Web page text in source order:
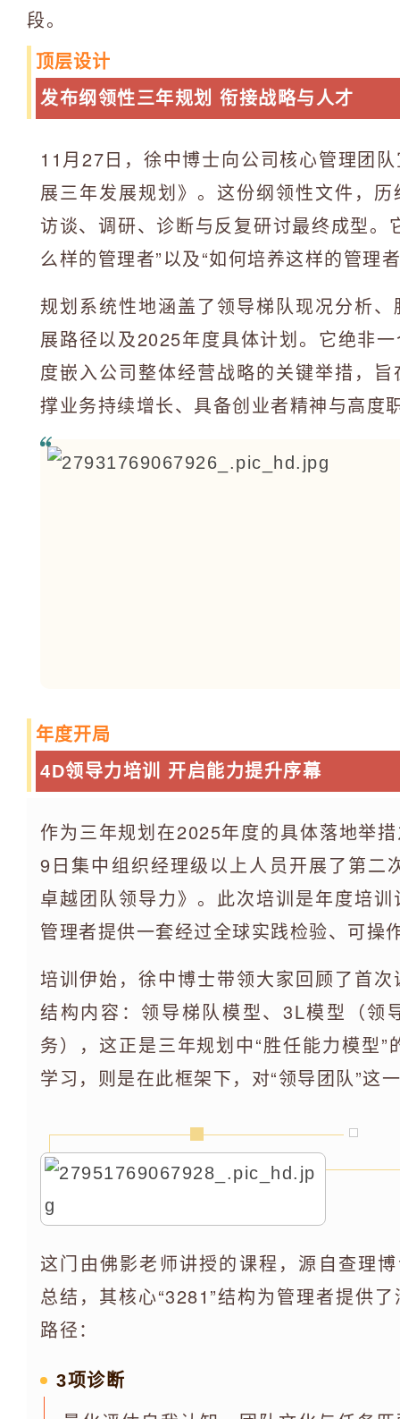
段。
顶层设计
发布纲领性三年规划 衔接战略与
11月27日，徐中博士向公司核心管理团
展三年发展规划》。这份纲领性文件，
访谈、调研、诊断与反复研讨最终成型。
么样的管理者”以及“如何培养这样的管理
规划系统性地涵盖了领导梯队现况分析
展路径以及2025年度具体计划。它绝非
度嵌入公司整体经营战略的关键举措，
撑业务持续增长、具备创业者精神与高度
年度开局
4D领导力培训 开启能力提升
作为三年规划在2025年度的具体落地举
9日集中组织经理级以上人员开展了第
卓越团队领导力》。此次培训是年度培
管理者提供一套经过全球实践检验、可操
培训伊始，徐中博士带领大家回顾了首
结构内容：领导梯队模型、3L模型（领
务），这正是三年规划中“胜任能力模型
学习，则是在此框架下，对“领导团队”这
这门由佛影老师讲授的课程，源自查理
总结，其核心“3281”结构为管理者提供
路径：
3项诊断